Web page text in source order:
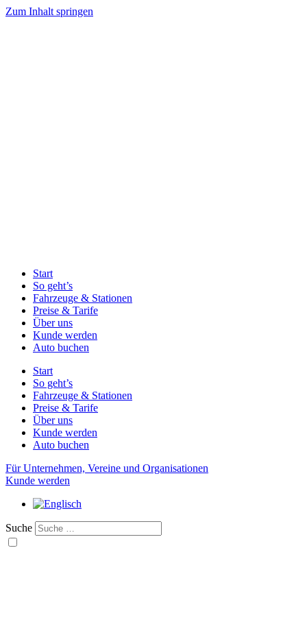
Zum Inhalt springen
Start
So geht’s
Fahrzeuge & Stationen
Preise & Tarife
Über uns
Kunde werden
Auto buchen
Start
So geht’s
Fahrzeuge & Stationen
Preise & Tarife
Über uns
Kunde werden
Auto buchen
Für Unternehmen, Vereine und Organisationen
Kunde werden
Suche